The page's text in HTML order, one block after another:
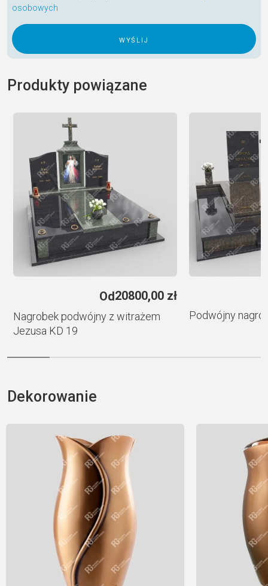
osobowych
A
t
r
Produkty powiązane
Od20800,00 zł
Nagrobek podwójny z witrażem
Jezusa KD 19
Podwójny
Dekorowanie